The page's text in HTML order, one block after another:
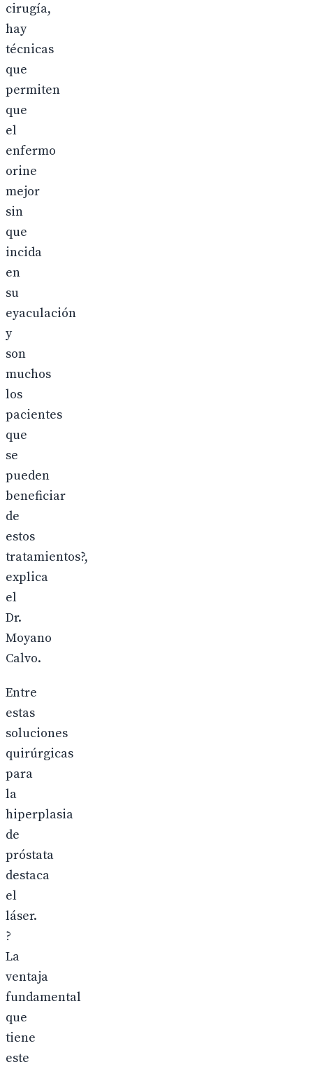
cirugía,
hay
técnicas
que
permiten
que
el
enfermo
orine
mejor
sin
que
incida
en
su
eyaculación
y
son
muchos
los
pacientes
que
se
pueden
beneficiar
de
estos
tratamientos?,
explica
el
Dr.
Moyano
Calvo.
Entre
estas
soluciones
quirúrgicas
para
la
hiperplasia
de
próstata
destaca
el
láser.
?
La
ventaja
fundamental
que
tiene
este